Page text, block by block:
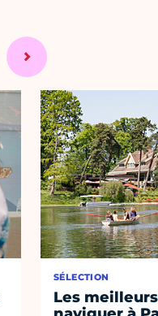
SÉLECTION
Les